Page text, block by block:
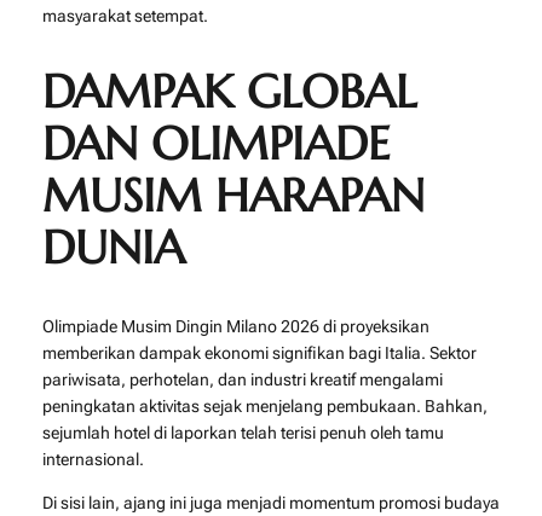
masyarakat setempat.
DAMPAK GLOBAL
DAN OLIMPIADE
MUSIM HARAPAN
DUNIA
Olimpiade Musim Dingin Milano 2026 di proyeksikan
memberikan dampak ekonomi signifikan bagi Italia. Sektor
pariwisata, perhotelan, dan industri kreatif mengalami
peningkatan aktivitas sejak menjelang pembukaan. Bahkan,
sejumlah hotel di laporkan telah terisi penuh oleh tamu
internasional.
Di sisi lain, ajang ini juga menjadi momentum promosi budaya